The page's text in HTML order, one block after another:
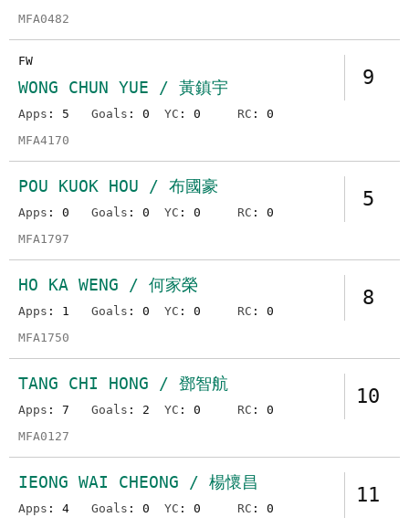
MFA0482
9
FW
WONG CHUN YUE / 黃鎮宇
Apps : 5 Goals : 0 YC : 0 RC : 0
MFA4170
5
POU KUOK HOU / 布國豪
Apps : 0 Goals : 0 YC : 0 RC : 0
MFA1797
8
HO KA WENG / 何家榮
Apps : 1 Goals : 0 YC : 0 RC : 0
MFA1750
10
TANG CHI HONG / 鄧智航
Apps : 7 Goals : 2 YC : 0 RC : 0
MFA0127
11
IEONG WAI CHEONG / 楊懷昌
Apps : 4 Goals : 0 YC : 0 RC : 0